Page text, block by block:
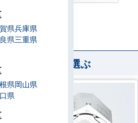
店所在地
用エアコンを選ぶ
県兵庫県
県三重県
県岡山県
県